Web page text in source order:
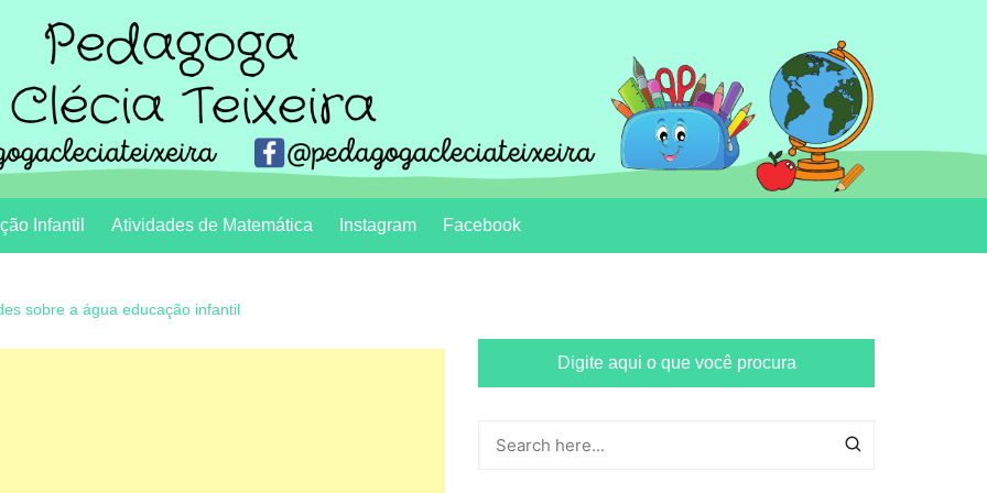
Infantil Atividades de Matemática Instagram Facebook
sobre a água educação infantil
Digite aqui o que você procura